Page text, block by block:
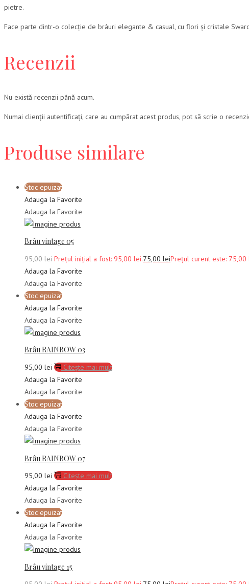
pietre.
Face parte dintr-o colecție de brâuri elegante & casual, cu flori și cristale
Recenzii
Nu există recenzii până acum.
Numai clienții autentificați, care au cumpărat acest produs, pot să scrie o
Produse similare
Stoc epuizat
Adauga la Favorite
Adauga la Favorite
Brâu vintage 05
95,00lei Prețul inițial a fost: 95,00 lei.75,00 leiPrețul curent este: 75,00
Adauga la Favorite
Adauga la Favorite
Stoc epuizat
Adauga la Favorite
Adauga la Favorite
Brâu RAINBOW 03
95,00 lei
Citește mai mult
Adauga la Favorite
Adauga la Favorite
Stoc epuizat
Adauga la Favorite
Adauga la Favorite
Brâu RAINBOW 07
95,00 lei
Citește mai mult
Adauga la Favorite
Adauga la Favorite
Stoc epuizat
Adauga la Favorite
Adauga la Favorite
Brâu vintage 15